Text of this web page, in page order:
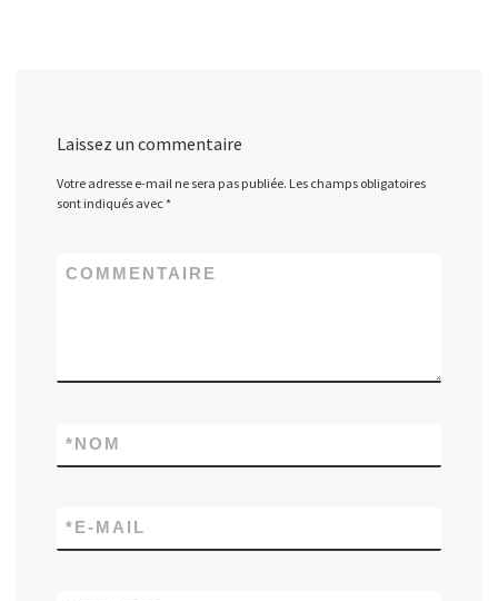
Laissez un commentaire
Votre adresse e-mail ne sera pas publiée. Les champs obligatoires
sont indiqués avec*
COMMENTAIRE
NOM
*
E-MAIL
*